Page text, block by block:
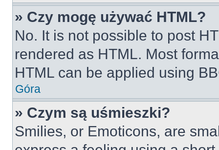
» Czy mogę używać HTML?
No. It is not possible to post
rendered as HTML. Most
HTML can be applied using
Góra
» Czym są uśmieszki?
Smilies, or Emoticons, are